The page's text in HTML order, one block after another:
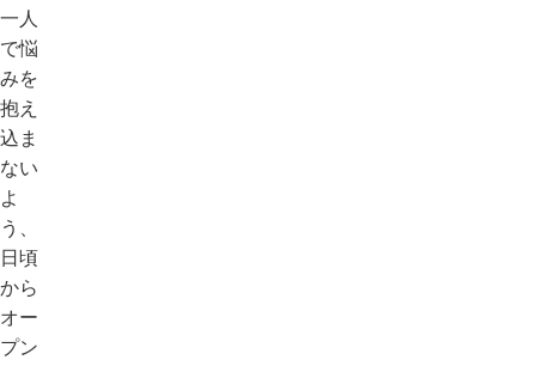
一人
で悩
みを
抱え
込ま
ない
よ
う、
日頃
から
オー
プン